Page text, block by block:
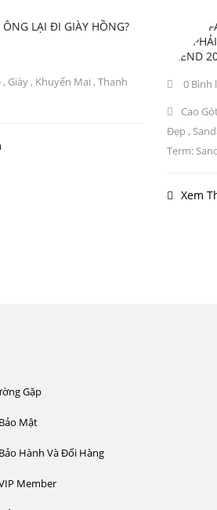
ÔNG LẠI ĐI GIÀY HỒNG?
, Giày, Khuyến Mại , Thanh
NẾU LÀ
BẠN
TREND
0 Bình
Cao
Đẹp,
Term:
Xem
Gặp
Mật
Hành Và Đổi Hàng
Member